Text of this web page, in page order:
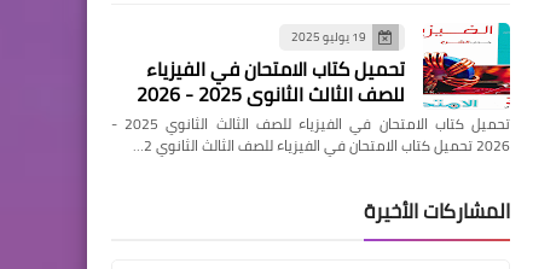
19 يوليو 2025
تحميل كتاب الامتحان في الفيزياء
للصف الثالث الثانوي 2025 - 2026
تحميل كتاب الامتحان في الفيزياء للصف الثالث الثانوي 2025 -
2026 تحميل كتاب الامتحان في الفيزياء للصف الثالث الثانوي 2…
المشاركات الأخيرة